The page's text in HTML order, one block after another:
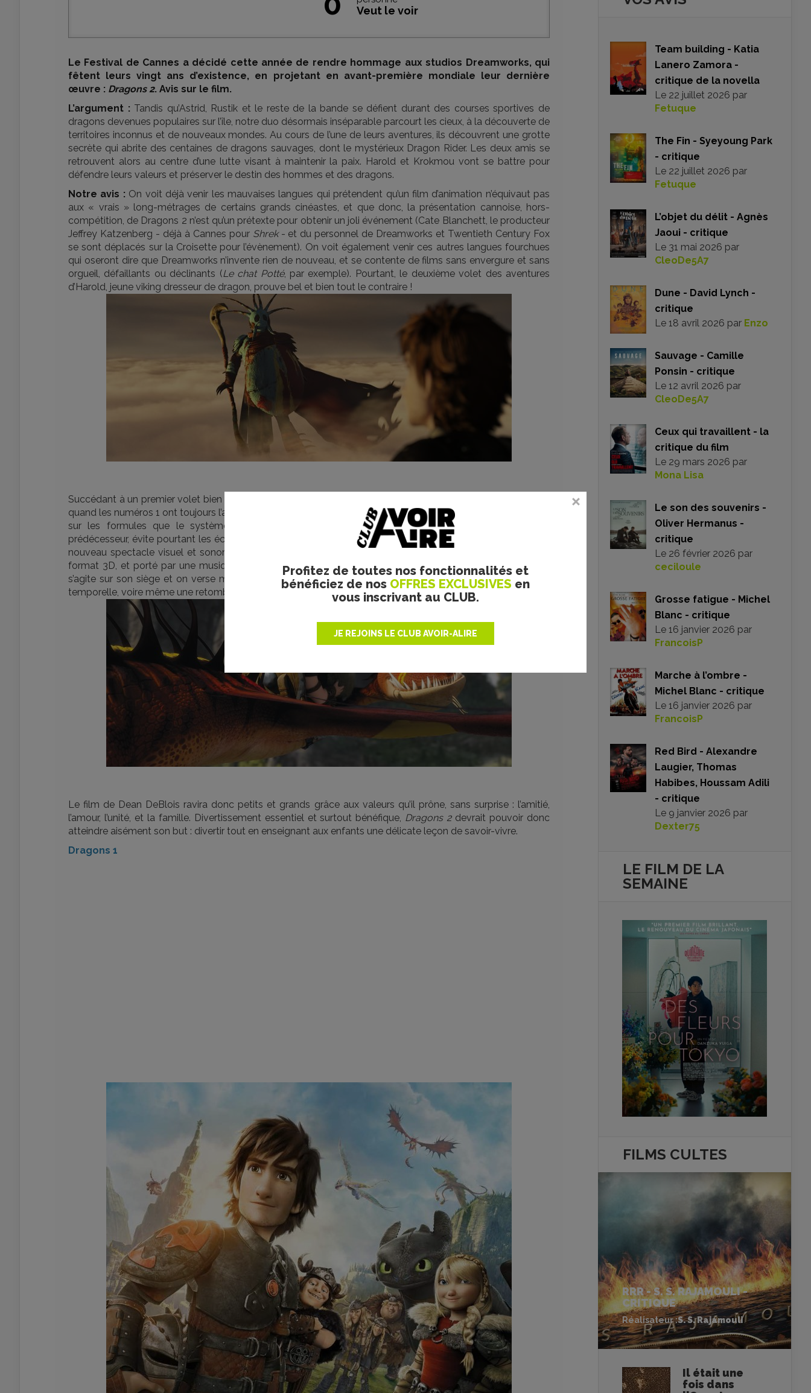
Profitez de toutes nos fonctionnalités et
bénéficiez de nos OFFRES EXCLUSIVES en
vous inscrivant au CLUB.
JE REJOINS LE CLUB AVOIR-ALIRE
Veut le voir
Le Festival de Cannes a décidé cette année de rendre hommage aux studios Dreamworks, qui
fêtent leurs vingt ans d’existence, en projetant en avant-première mondiale leur dernière
œuvre : Dragons 2. Avis sur le film.
L’argument : Tandis qu’Astrid, Rustik et le reste de la bande se défient durant des courses sportives de
dragons devenues populaires sur l’île, notre duo désormais inséparable parcourt les cieux, à la découverte de
territoires inconnus et de nouveaux mondes. Au cours de l’une de leurs aventures, ils découvrent une grotte
secrète qui abrite des centaines de dragons sauvages, dont le mystérieux Dragon Rider. Les deux amis se
retrouvent alors au centre d’une lutte visant à maintenir la paix. Harold et Krokmou vont se battre pour
défendre leurs valeurs et préserver le destin des hommes et des dragons.
Notre avis : On voit déjà venir les mauvaises langues qui prétendent qu’un film d’animation n’équivaut pas
aux « vrais » long-métrages de certains grands cinéastes, et que donc, la présentation cannoise, hors-
compétition, de Dragons 2 n’est qu’un prétexte pour obtenir un joli événement (Cate Blanchett, le producteur
Jeffrey Katzenberg - déjà à Cannes pour Shrek- et du personnel de Dreamworks et Twentieth Century Fox
se sont déplacés sur la Croisette pour l’évènement). On voit également venir ces autres langues fourchues
qui oseront dire que Dreamworks n’invente rien de nouveau, et se contente de films sans envergure et sans
orgueil, défaillants ou déclinants (Le chat Potté, par exemple). Pourtant, le deuxième volet des aventures
d’Harold, jeune viking dresseur de dragon, prouve bel et bien tout le contraire !
Succédant à un premier volet bien ficelé, ce nouvel opus pouvait décevoir. Mais il n’en est rien. Bien entendu,
quand les numéros 1 ont toujours l’avantage de la découverte, les suites risquent l’essoufflement en reposant
sur les formules que le système use vite.
, sans vouloir prétendre faire mieux que son
prédécesseur, évite pourtant les écueils qu’on aurait pu croire lui être destiné. Dean DeBlois nous offre ici un
nouveau spectacle visuel et sonore total, magnifié par la qualité des graphismes, et la juste utilisation du
format 3D, et porté par une musique épique digne des plus grands films d’aventures. On rit, on exulte, on
s’agite sur son siège et on verse même quelques larmichettes, tant le film nous offre une évasion spatio-
temporelle, voire même une retombée en enfance.
Le film de Dean DeBlois ravira donc petits et grands grâce aux valeurs qu’il prône, sans surprise : l’amitié,
l’amour, l’unité, et la famille. Divertissement essentiel et surtout bénéfique, Dragons 2devrait pouvoir donc
atteindre aisément son but : divertir tout en enseignant aux enfants une délicate leçon de savoir-vivre.
Dragons 1
Team building - Katia
Lanero Zamora -
critique de la novella
Le 22 juillet 2026 par
Fetuque
The Fin - Syeyoung Park
- critique
Le 22 juillet 2026 par
Fetuque
L’objet du délit - Agnès
Jaoui - critique
Le 31 mai 2026 par
CleoDe5A7
Dune - David Lynch -
critique
Le 18 avril 2026 par Enzo
Sauvage - Camille
Ponsin - critique
Le 12 avril 2026 par
CleoDe5A7
Ceux qui travaillent - la
critique du film
Le 29 mars 2026 par
Mona Lisa
Le son des souvenirs -
Oliver Hermanus -
critique
Le 26 février 2026 par
ceciloule
Grosse fatigue - Michel
Blanc - critique
Le 16 janvier 2026 par
FrancoisP
Marche à l’ombre -
Michel Blanc - critique
Le 16 janvier 2026 par
FrancoisP
Red Bird - Alexandre
Laugier, Thomas
Habibes, Houssam Adili
- critique
Le 9 janvier 2026 par
Dexter75
LE FILM DE LA
SEMAINE
FILMS CULTES
RRR - S. S. RAJAMOULI -
CRITIQUE
Réalisateur :S. S. Rajamouli
Il était une
fois dans